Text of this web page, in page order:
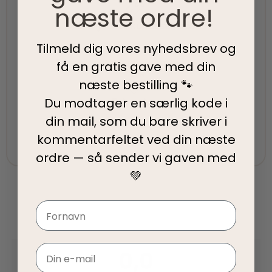
5-Stjernet kundeservice
Vi har topscore på både Facebook, Google og
Trustpilot - Vi er her for at hjælpe dig
Fair priser
Vi tilbyder fair priser, så I kan nyde vores
kvalitetsprodukter uden at springe budgettet.
næste ordre!
Tilmeld dig vores nyhedsbrev og
få en gratis gave med din
næste bestilling 🐾
Du modtager en særlig kode i
din mail, som du bare skriver i
kommentarfeltet ved din næste
ordre — så sender vi gaven med
💚
Navn
Email